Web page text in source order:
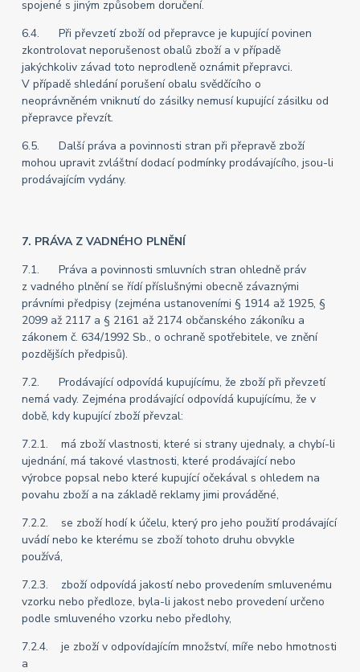
spojené s jiným způsobem doručení.
6.4. Při převzetí zboží od přepravce je kupující povinen
zkontrolovat neporušenost obalů zboží a v případě
jakýchkoliv závad toto neprodleně oznámit přepravci.
V případě shledání porušení obalu svědčícího o
neoprávněném vniknutí do zásilky nemusí kupující zásilku od
přepravce převzít.
6.5. Další práva a povinnosti stran při přepravě zboží
mohou upravit zvláštní dodací podmínky prodávajícího, jsou-li
prodávajícím vydány.
7. PRÁVA Z VADNÉHO PLNĚNÍ
7.1. Práva a povinnosti smluvních stran ohledně práv
z vadného plnění se řídí příslušnými obecně závaznými
právními předpisy (zejména ustanoveními § 1914 až 1925, §
2099 až 2117 a § 2161 až 2174 občanského zákoníku a
zákonem č. 634/1992 Sb., o ochraně spotřebitele, ve znění
pozdějších předpisů).
7.2. Prodávající odpovídá kupujícímu, že zboží při převzetí
nemá vady. Zejména prodávající odpovídá kupujícímu, že v
době, kdy kupující zboží převzal:
7.2.1. má zboží vlastnosti, které si strany ujednaly, a chybí-li
ujednání, má takové vlastnosti, které prodávající nebo
výrobce popsal nebo které kupující očekával s ohledem na
povahu zboží a na základě reklamy jimi prováděné,
7.2.2. se zboží hodí k účelu, který pro jeho použití prodávající
uvádí nebo ke kterému se zboží tohoto druhu obvykle
používá,
7.2.3. zboží odpovídá jakostí nebo provedením smluvenému
vzorku nebo předloze, byla-li jakost nebo provedení určeno
podle smluveného vzorku nebo předlohy,
7.2.4. je zboží v odpovídajícím množství, míře nebo hmotnosti
a